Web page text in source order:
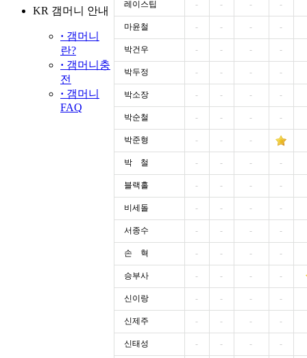
KR 갬머니 안내
· 갬머니
란?
· 갬머니충
전
· 갬머니
FAQ
레이스팁 - - - -
마윤철 - - - -
박건우 - - - -
박두정 - - - -
박소장 - - - -
박순철 - - - -
박준형 - - -
박 철 - - - -
블랙홀 - - - -
비세돌 - - - -
서종수 - - - -
손 혁 - - - -
승부사 - - - -
신이랑 - - - -
신제주 - - - -
신태성 - - - -